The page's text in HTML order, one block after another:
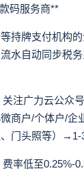
码服务商**
牌支付机构的
水自动同步税
广力云公众号
商户/个体户/企
门头照等）→1-
低至0.25%-